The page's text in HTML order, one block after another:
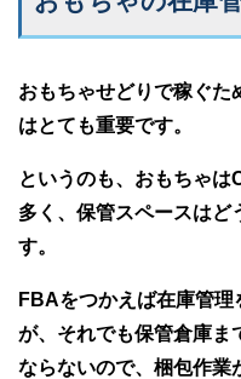
おもちゃせどりで稼ぐた
はとても重要です。
というのも、おもちゃは
多く、保管スペースはど
す。
FBAをつかえば在庫管
が、それでも保管倉庫ま
ならないので、梱包作業